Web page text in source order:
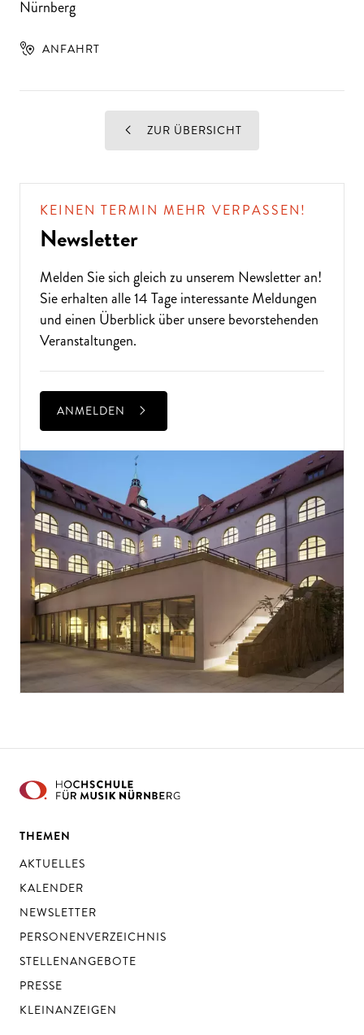
Nürnberg
ANFAHRT
ZUR ÜBERSICHT
KEINEN TERMIN MEHR VERPASSEN!
Newsletter
Melden Sie sich gleich zu unserem Newsletteran!
Sie erhalten alle 14 Tage interessante Meldungen
und einen Überblick über unsere bevorstehenden
Veranstaltungen.
ANMELDEN
THEMEN
AKTUELLES
KALENDER
NEWSLETTER
PERSONENVERZEICHNIS
STELLENANGEBOTE
PRESSE
KLEINANZEIGEN